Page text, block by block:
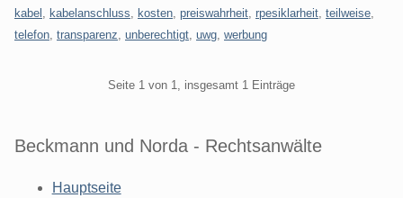
kabel
kabelanschluss kosten preiswahrheit rpesiklarheit teilweise
telefon transparenz unberechtigt uwg werbung
Seite 1 von 1, insgesamt 1 Einträge
Beckmann und Norda - Rechtsanwälte
Hauptseite